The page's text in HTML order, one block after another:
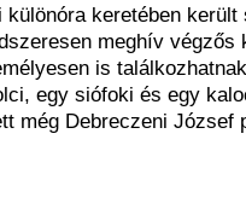
keretében került
meghív végzős
is
egy siófoki és egy
még Debreczeni József